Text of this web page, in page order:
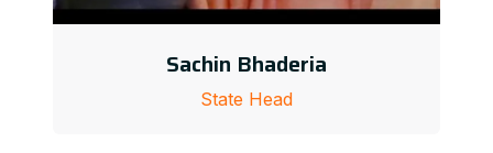
Sachin Bhaderia
State Head